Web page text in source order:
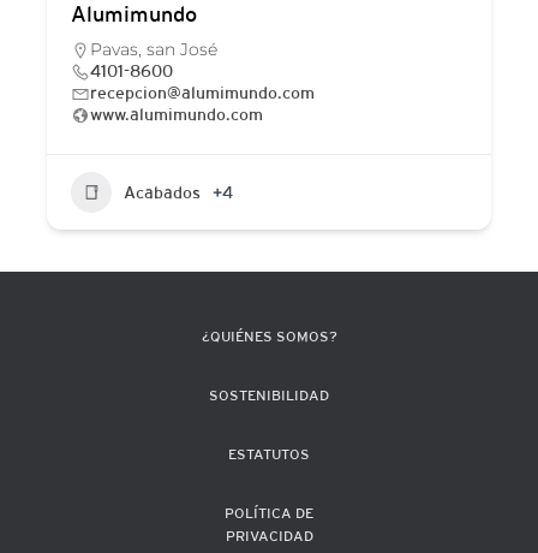
Alumimundo
Pavas, san José
4101-8600
recepcion@alumimundo.com
www.alumimundo.com
Acabados +4
¿QUIÉNES SOMOS?
SOSTENIBILIDAD
ESTATUTOS
POLÍTICA DE
PRIVACIDAD